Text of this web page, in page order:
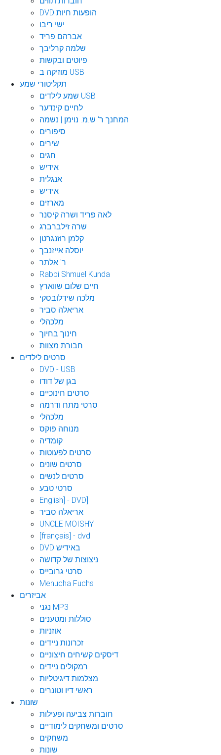
DVD הופעות חיות
ישי ריבו
אברהם פריד
שלמה קרליבך
פיוטים ובקשות
מוזיקה ב USB
תקליטורי שמע
שמע לילדים USB
לחיים קינדער
המחנך ר' ש.מ. נוימן | נשמה
סיפורים
שירים
חגים
אידיש
אנגלית
אידיש
מארזים
לאה פריד ושרה קיסנר
שרה זילברברג
קלמן רוזנגרטן
יוסלה אייזנבך
ר' אלתר
Rabbi Shmuel Kunda
חיים שלום שווארץ
מלכה שידלובסקי
אריאלה סביר
מלכהלי
חינוך בחיוך
חבורת מצוות
סרטים לילדים
DVD - USB
בגן של דודו
סרטים חינוכיים
סרטי מתח ודרמה
מלכהלי
מנוחה פוקס
קומדיה
סרטים לפעוטות
סרטים שונים
סרטים לנשים
סרטי טבע
English] - DVD]
אריאלה סביר
UNCLE MOISHY
[français] - dvd
DVD באידיש
ניצוצות של קדושה
סרטי גרובייס
Menucha Fuchs
אביזרים
נגני MP3
סוללות ומטענים
אוזניות
זכרונות ניידים
דיסקים קשיחים חיצוניים
רמקולים ניידים
מצלמות דיגיטליות
ראשי דיו וטונרים
שונות
חוברות צביעה ופעילות
סרטים ומשחקים לימודיים
משחקים
שונות